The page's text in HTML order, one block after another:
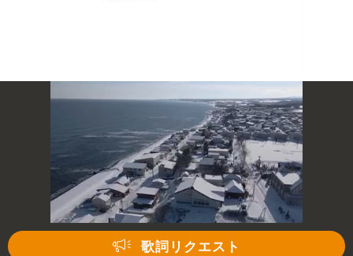
次の動画まで 3 キャンセル
歌詞リクエスト